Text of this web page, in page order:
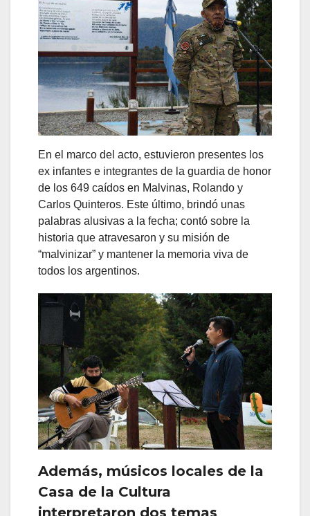
En el marco del acto, estuvieron presentes los
ex infantes e integrantes de la guardia de honor
de los 649 caídos en Malvinas, Rolando y
Carlos Quinteros. Este último, brindó unas
palabras alusivas a la fecha; contó sobre la
historia que atravesaron y su misión de
“malvinizar” y mantener la memoria viva de
todos los argentinos.
Además, músicos locales de la
Casa de la Cultura
interpretaron dos temas